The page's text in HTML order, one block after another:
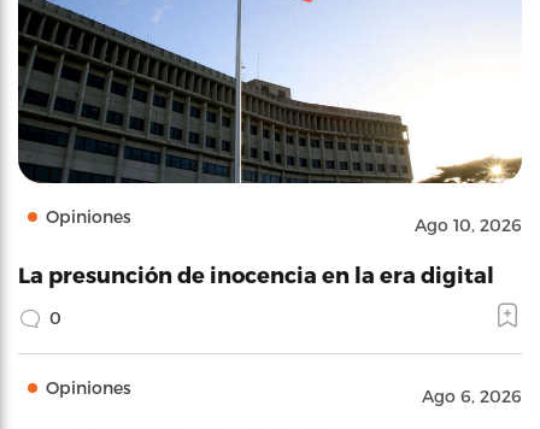
Opiniones Ago 10, 2026
La presunción de inocencia en la era digital
0
Opiniones Ago 6, 2026